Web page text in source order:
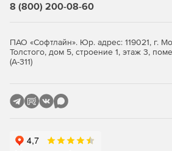
8 (800) 200-08-60
ПАО «Софтлайн». Юр. адрес: 119021, г.
Толстого, дом 5, строение 1, этаж 3,
(А-311)